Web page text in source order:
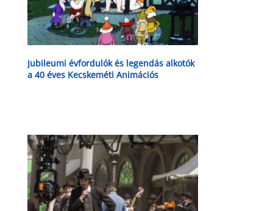
Jubileumi évfordulók és legendás alkotók
a 40 éves Kecskeméti Animációs